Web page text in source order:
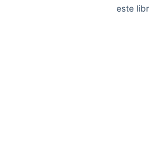
este